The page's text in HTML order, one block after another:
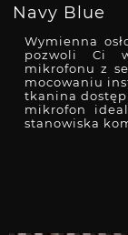
Navy Blue
Wymienna
pozwoli Ci
mikrofonu z
mocowaniu
tkanina
mikrofon
stanowiska